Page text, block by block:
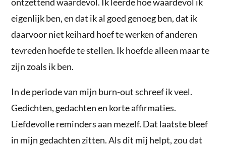
ontzettend waardevol. Ik leerde hoe waardevol ik
eigenlijk ben, en dat ik al goed genoeg ben, dat ik
daarvoor niet keihard hoef te werken of anderen
tevreden hoefde te stellen. Ik hoefde alleen maar te
zijn zoals ik ben.
In de periode van mijn burn-out schreef ik veel.
Gedichten, gedachten en korte affirmaties.
Liefdevolle reminders aan mezelf. Dat laatste bleef
in mijn gedachten zitten. Als dit mij helpt, zou dat